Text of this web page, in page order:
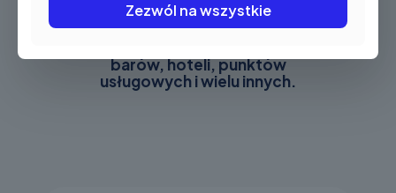
iMin Swan 2 to idealny wybór dla
barów, hoteli, punktów
usługowych i wielu innych.
Zezwól na wszystkie